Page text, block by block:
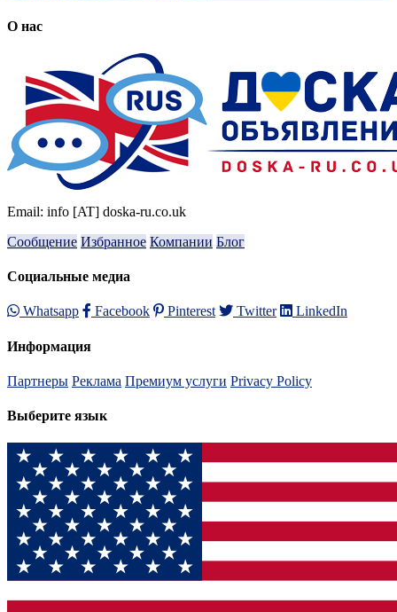
О нас
Email: info [AT] doska-ru.co.uk
Сообщение Избранное Компании Блог
Социальные медиа
Whatsapp Facebook Pinterest Twitter LinkedIn
Информация
Партнеры Реклама Премиум услуги Privacy Policy
Выберите язык